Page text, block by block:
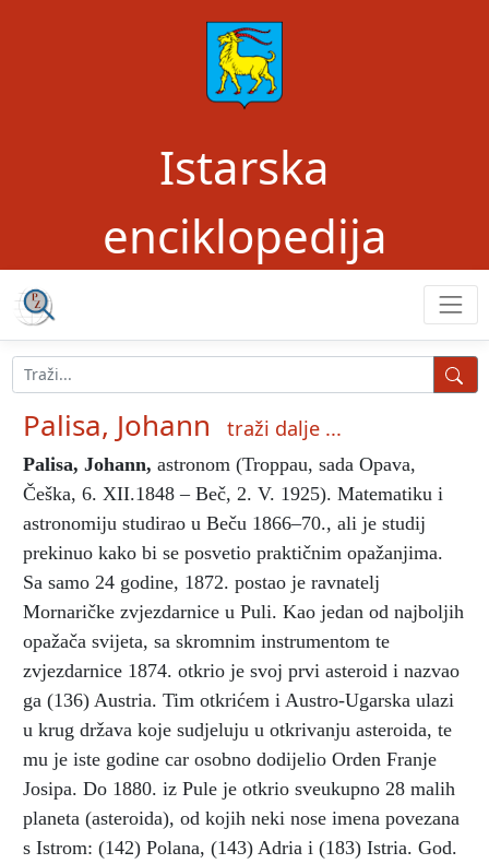
Istarska
enciklopedija
Palisa, Johann traži dalje ...
Palisa, Johann, astronom (Troppau, sada Opava,
Češka, 6. XII.1848 – Beč, 2. V. 1925). Matematiku i
astronomiju studirao u Beču 1866–70., ali je studij
prekinuo kako bi se posvetio praktičnim opažanjima.
Sa samo 24 godine, 1872. postao je ravnatelj
Mornaričke zvjezdarnice u Puli. Kao jedan od najboljih
opažača svijeta, sa skromnim instrumentom te
zvjezdarnice 1874. otkrio je svoj prvi asteroid i nazvao
ga (136) Austria. Tim otkrićem i Austro-Ugarska ulazi
u krug država koje sudjeluju u otkrivanju asteroida, te
mu je iste godine car osobno dodijelio Orden Franje
Josipa. Do 1880. iz Pule je otkrio sveukupno 28 malih
planeta (asteroida), od kojih neki nose imena povezana
s Istrom: (142) Polana, (143) Adria i (183) Istria. God.